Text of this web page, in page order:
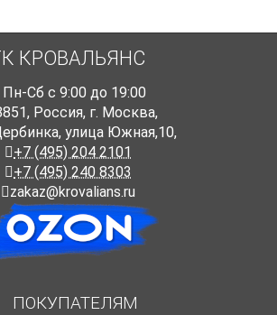
КРОВАЛЬЯНС
Пн-Cб с 9:00 до 19:00
, Россия, г. Москва,
улица Южная,10,
+7 (495) 204 2101
+7 (495) 240 8303
zakaz@krovalians.ru
ПОКУПАТЕЛЯМ